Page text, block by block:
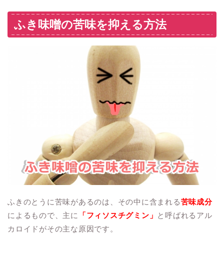
ふき味噌の苦味を抑える方法
ふきのとうに苦味があるのは、その中に含まれる苦味成分
によるもので、主に
「フィソスチグミン」 と呼ばれるアル
カロイドがその主な原因です。